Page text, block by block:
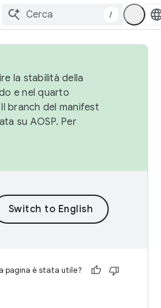
/
la stabilità della
e nel quarto
Il branch del manifest
su AOSP. Per
pagina è stata utile?